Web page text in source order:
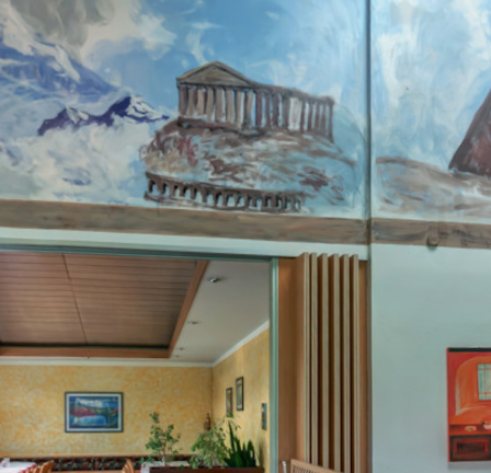
if ( gSV.GRUPPE[0].KSL.XMLgyro ) { document.writeln( '